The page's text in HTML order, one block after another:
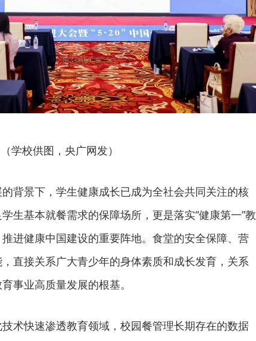
（学校供图，央广网发）
背景下，学生健康成长已成为全社会共同关注的核
生基本就餐需求的保障场所，更是落实“健康第一”教
进健康中国建设的重要阵地。食堂的安全保障、营
直接关系广大青少年的身体素质和成长发育，关系
事业高质量发展的根基。
术快速渗透教育领域，校园餐管理长期存在的数据